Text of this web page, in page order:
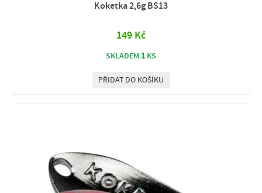
Koketka 2,6g BS13
149 Kč
SKLADEM 1 KS
PŘIDAT DO KOŠÍKU